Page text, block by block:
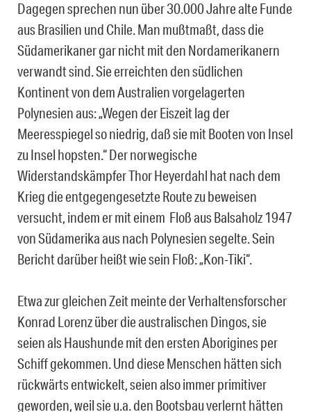
Dagegen sprechen nun über 30.000 Jahre alte Funde
aus Brasilien und Chile. Man mußtmaßt, dass die
Südamerikaner gar nicht mit den Nordamerikanern
verwandt sind. Sie erreichten den südlichen
Kontinent von dem Australien vorgelagerten
Polynesien aus: „Wegen der Eiszeit lag der
Meeresspiegel so niedrig, daß sie mit Booten von Insel
zu Insel hopsten.“ Der norwegische
Widerstandskämpfer Thor Heyerdahl hat nach dem
Krieg die entgegengesetzte Route zu beweisen
versucht, indem er mit einem Floß aus Balsaholz 1947
von Südamerika aus nach Polynesien segelte. Sein
Bericht darüber heißt wie sein Floß: „Kon-Tiki“.
Etwa zur gleichen Zeit meinte der Verhaltensforscher
Konrad Lorenz über die australischen Dingos, sie
seien als Haushunde mit den ersten Aborigines per
Schiff gekommen. Und diese Menschen hätten sich
rückwärts entwickelt, seien also immer primitiver
geworden, weil sie u.a. den Bootsbau verlernt hätten